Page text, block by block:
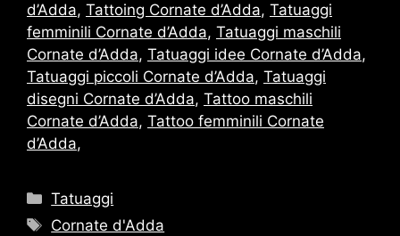
d’Adda, Tattoing Cornate d’Adda, Tatuaggi
femminili Cornate d’Adda, Tatuaggi maschili
Cornate d’Adda, Tatuaggi idee Cornate d’Adda,
Tatuaggi piccoli Cornate d’Adda, Tatuaggi
disegni Cornate d’Adda, Tattoo maschili
Cornate d’Adda, Tattoo femminili Cornate
d’Adda,
Categorie
Tatuaggi
Tag
Cornate d'Adda